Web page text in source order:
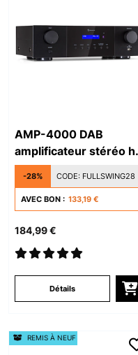
AMP-4000 DAB
amplificateur stéréo
fi
-28% CODE: FULLSWING28
AVEC BON : 133,19 €
184,99 €
Détails
REMIS À NEUF